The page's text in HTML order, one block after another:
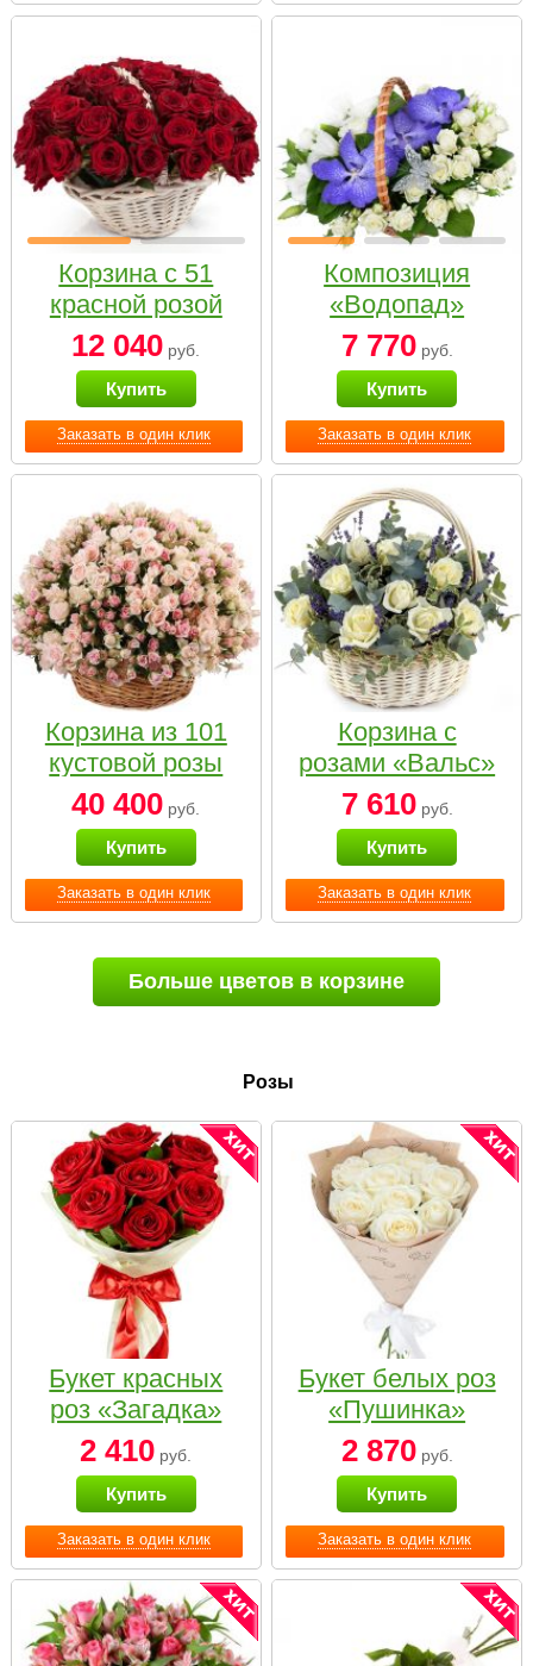
Заказать в один клик
Корзина с 51
красной розой
12 040 руб.
Купить
Заказать в один клик
Композиция
«Водопад»
7 770руб.
Купить
Заказать в один клик
Корзина из 101
кустовой розы
нежных тонов
40 400 руб.
Купить
Заказать в один клик
Корзина с
розами «Вальс»
7 610руб.
Купить
Больше цветов в корзине
Розы
Заказать в один клик
Букет красных
роз «Загадка»
2 410 руб.
Купить
Заказать в один клик
Букет белых роз
«Пушинка»
2 870руб.
Купить